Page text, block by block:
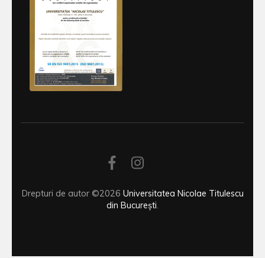
Drepturi de autor ©2026 Universitatea Nicolae Titulescu
din București.